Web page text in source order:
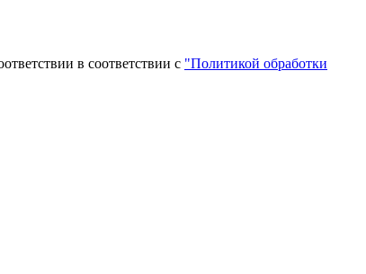
в соответствии с "Политикой обработки